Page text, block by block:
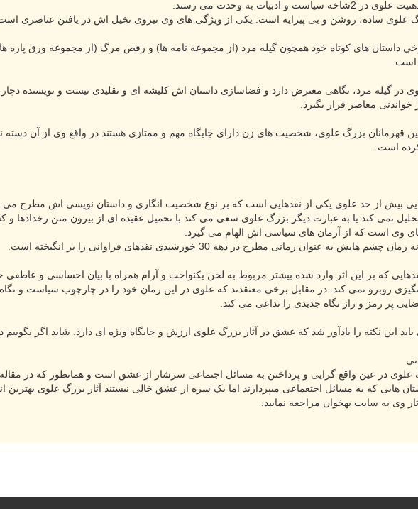
سیاست و ادبیات به وحدت می رسند.
علوی ساده، روشن و بی پیرایه است. یکی از ویژگی های وی نیروی تخیل اش در یافتن عناصری
داستان های کوتاه خود همچون گیله مرد (از مجموعه نامه ها) و رقص مرگ (از مجموعه ورق پاره
است.
در گیله مرد، نگاهی معترض دارد و فضاسازی داستان اش کلیشه ای و تقلیدی نیست و نویسنده
خواندنی معاصر قرار بگیرد.
قهرمانان بزرگ علوی، شخصیت های زن دارای جایگاه مهم و ممتازی هستند در واقع وی از آن دسته
است.
بیش از حد علوی یکی از نقدهایی است که بر نوع شخصیت انگاری و داستان نویسی اش مطرح می
نمی کند یا به عبارت دیگر بزرگ علوی سعی می کند با تحمیل عقیده ای از بیرون متن رخدادها
وی است که از آرمان های سیاسی اش الهام می گیرد.
چشم هایش به عنوان رمانی مطرح در دهه 30 خورشیدی نقدهای فراوانی را بر انگیخته است.
که بر این اثر وارد شده بیشتر مربوط به لحن یکنواخت و آرام همراه با بیان احساسی و
روبرو نمی کند. در مقابل برخی معتقدند که علوی در این رمان خود را در چارچوب سیاست و
پر رمز و راز نگاه جدیدی را تداعی می کند.
این نکته را یادآور شد که عشق در آثار بزرگ علوی ارزش و جایگاه ویژه ای دارد. شاید اگر
علوی در عین واقع گرایی و پرداختن به مسائل اجتماعی سرشار از عشق است و همانطور که در
هایی که به مسائل اجتعماعی میپردازند اما یک سره از عشق خالی نیستند آثار بزرگ علوی
وی به سایت بهخوان مراجعه نمایید.